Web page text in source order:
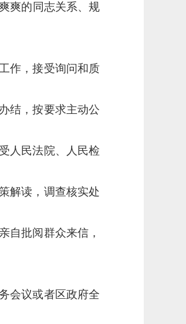
爽的同志关系、规
作，接受询问和质
结，按要求主动公
人民法院、人民检
解读，调查核实处
自批阅群众来信，
会议或者区政府全